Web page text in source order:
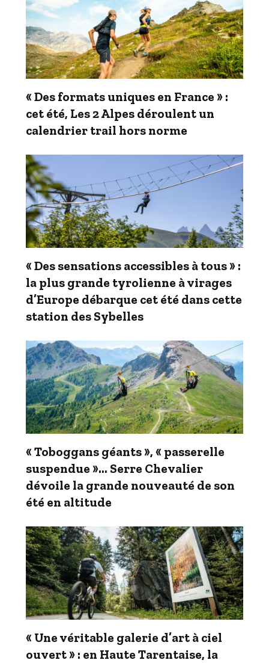
« Des formats uniques en France » :
cet été, Les 2 Alpes déroulent un
calendrier trail hors norme
« Des sensations accessibles à tous » :
la plus grande tyrolienne à virages
d’Europe débarque cet été dans cette
station des Sybelles
« Toboggans géants », « passerelle
suspendue »… Serre Chevalier
dévoile la grande nouveauté de son
été en altitude
« Une véritable galerie d’art à ciel
ouvert » : en Haute Tarentaise, la